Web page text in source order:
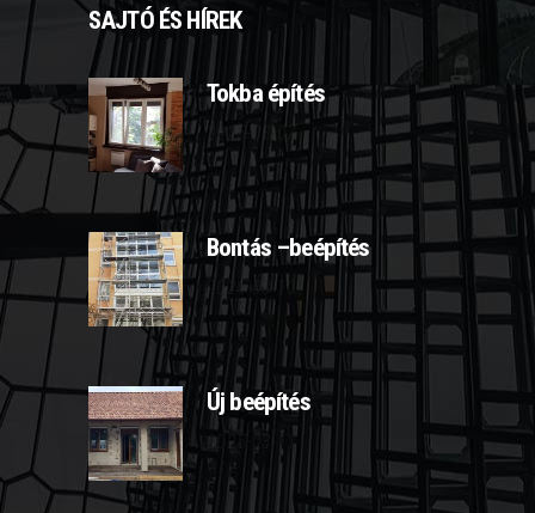
SAJTÓ ÉS HÍREK
Tokba építés
2025-03-07
Bontás –beépítés
2025-03-10
Új beépítés
2025-03-11